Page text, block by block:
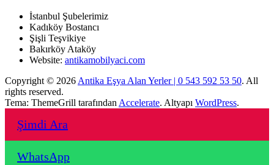
İstanbul Şubelerimiz
Kadıköy Bostancı
Şişli Teşvikiye
Bakırköy Ataköy
Website: antikamobilyaci.com
Copyright © 2026 Antika Eşya Alan Yerler | 0 543 592 53 50. All
rights reserved.
Tema: ThemeGrill tarafından Accelerate. Altyapı WordPress.
Şimdi Ara
WhatsApp